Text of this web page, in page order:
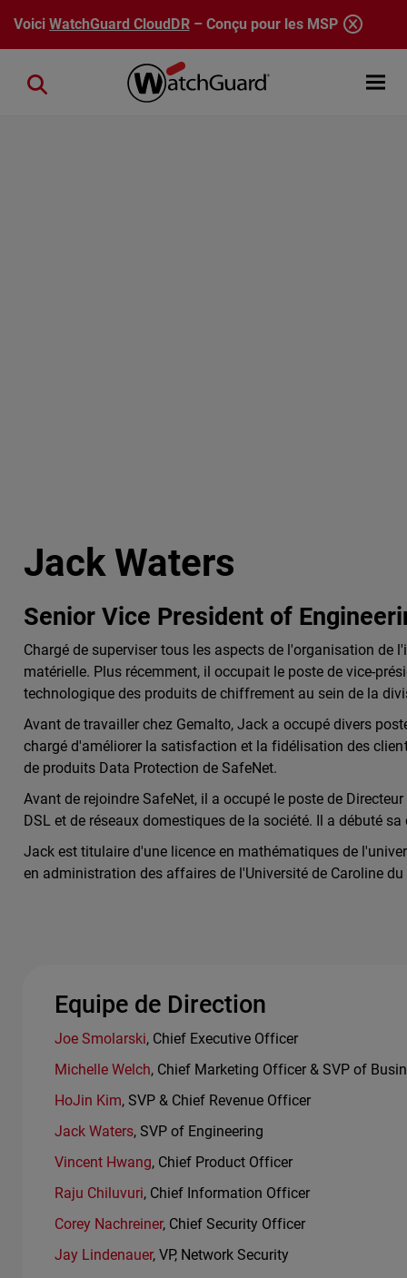
Aller au contenu principal
VoiciWatchGuard CloudDR– Conçu pour les MSP
Open
Close search
Jack Waters
Senior Vice President of
Chargé de superviser tous les aspects de l'organisation de
matérielle. Plus récemment, il occupait le poste de vice-
technologique des produits de chiffrement au sein de la
Avant de travailler chez Gemalto, Jack a occupé divers
chargé d'améliorer la satisfaction et la fidélisation des
de produits Data Protection de SafeNet.
Avant de rejoindre SafeNet, il a occupé le poste de
DSL et de réseaux domestiques de la société. Il a débuté
Jack est titulaire d'une licence en mathématiques de
en administration des affaires de l'Université de Caroline
Equipe de Direction
Joe Smolarski, Chief Executive Officer
Michelle Welch, Chief Marketing Officer & SVP of
HoJin Kim, SVP & Chief Revenue Officer
Jack Waters, SVP of Engineering
Vincent Hwang, Chief Product Officer
Raju Chiluvuri, Chief Information Officer
Corey Nachreiner, Chief Security Officer
Jay Lindenauer, VP, Network Security